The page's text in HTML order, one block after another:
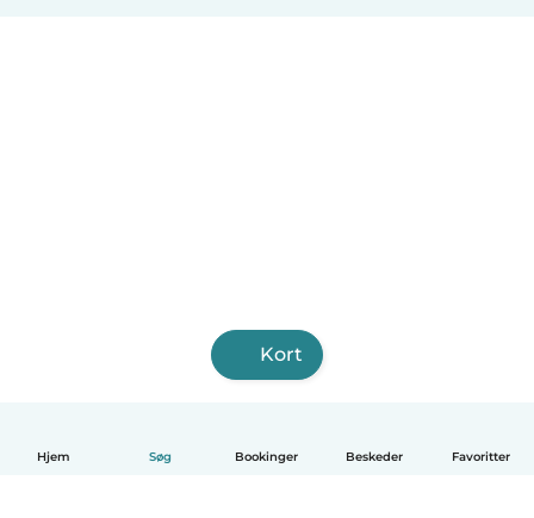
Hjem Søg Bookinger Beskeder Favoritter
Kort